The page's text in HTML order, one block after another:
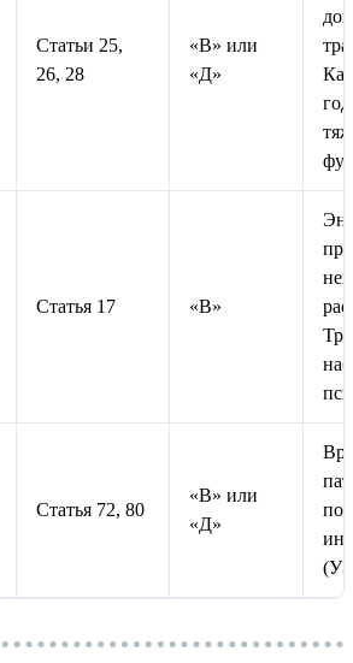
Статьи 25,
26, 28
«В» или
«Д»
Статья 17 «В»
Статья 72, 80
«В» или
«Д»